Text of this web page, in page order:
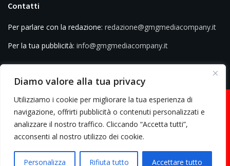
Diamo valore alla tua privacy
Utilizziamo i cookie per migliorare la tua esperienza di
navigazione, offrirti pubblicità o contenuti personalizzati e
analizzare il nostro traffico. Cliccando “Accetta tutti”,
acconsenti al nostro utilizzo dei cookie.
Personalizza Rifiuta tutto Accettare tutto
Contatti
Per parlare con la redazione: redazione@gmgmediacompany.it
Per la tua pubblicità: info@gmgmediacompany.it
© 2026 GMG Media Company Di Mossutti Gianluca | Sede legale: Corso
03234710642 | C.F: MSSGLC89D15L483O | REA: AV - 313130 | Domicilio